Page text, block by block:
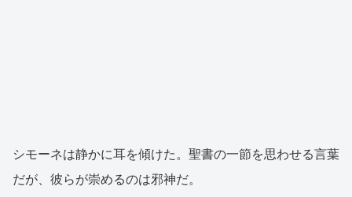
シモーネは静かに耳を傾けた。聖書の一節を思わせる言葉
だが、彼らが崇めるのは邪神だ。